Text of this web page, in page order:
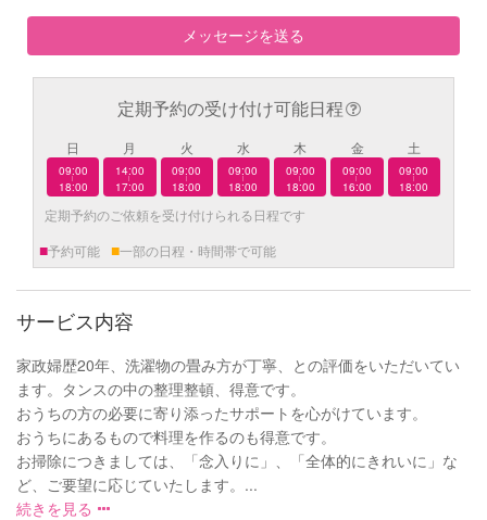
メッセージを送る
定期予約の受け付け可能日程
日
09:00
|
18:00
月
14:00
|
17:00
火
09:00
|
18:00
水
09:00
|
18:00
木
09:00
|
18:00
金
09:00
|
16:00
土
09:00
|
18:00
定期予約のご依頼を受け付けられる日程です
■予約可能 ■一部の日程・時間帯で可能
サービス内容
家政婦歴20年、洗濯物の畳み方が丁寧、との評価をいただいてい
ます。タンスの中の整理整頓、得意です。
おうちの方の必要に寄り添ったサポートを心がけています。
おうちにあるもので料理を作るのも得意です。
お掃除につきましては、「念入りに」、「全体的にきれいに」な
ど、ご要望に応じていたします。...
続きを見る